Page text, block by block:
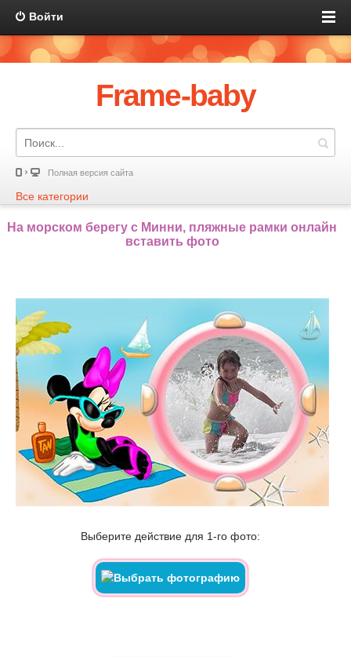
Войти
Frame-baby
Полная версия сайта
Все категории
На морском берегу с Минни, пляжные рамки онлайн
вставить фото
Выберите действие для 1-го фото: